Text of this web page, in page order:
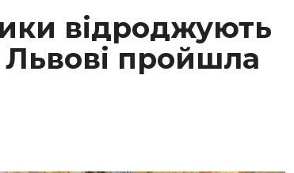
відроджують
пройшла